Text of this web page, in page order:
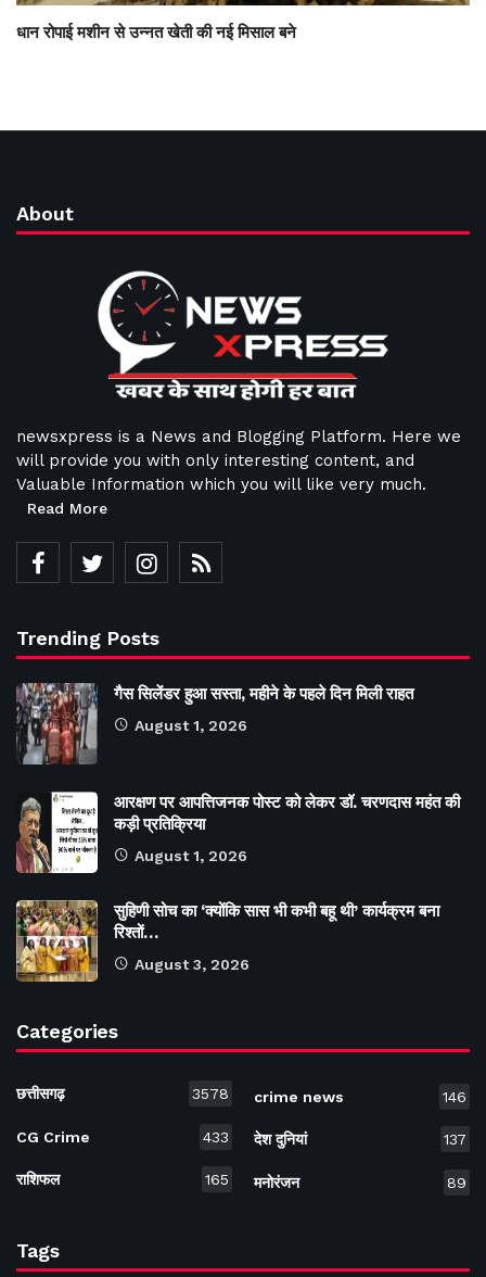
धान रोपाई मशीन से उन्नत खेती की नई मिसाल बने
About
newsxpress is a News and Blogging Platform. Here we
will provide you with only interesting content, and
Valuable Information which you will like very much.
Read More
Trending Posts
गैस सिलेंडर हुआ सस्ता, महीने के पहले दिन मिली राहत
August 1, 2026
आरक्षण पर आपत्तिजनक पोस्ट को लेकर डॉ. चरणदास महंत की
कड़ी प्रतिक्रिया
August 1, 2026
सुहिणी सोच का ‘क्योंकि सास भी कभी बहू थी’ कार्यक्रम बना
रिश्तों…
August 3, 2026
Categories
छत्तीसगढ़ 3578
CG Crime 433
राशिफल 165
crime news 146
देश दुनियां 137
मनोरंजन 89
Tags